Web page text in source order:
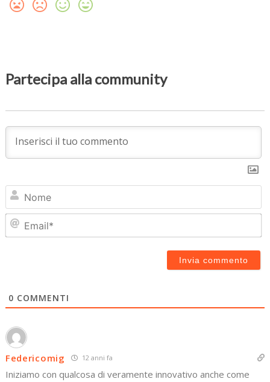
Partecipa alla community
0 COMMENTI
Federicomig 12 anni fa
Iniziamo con qualcosa di veramente innovativo anche come